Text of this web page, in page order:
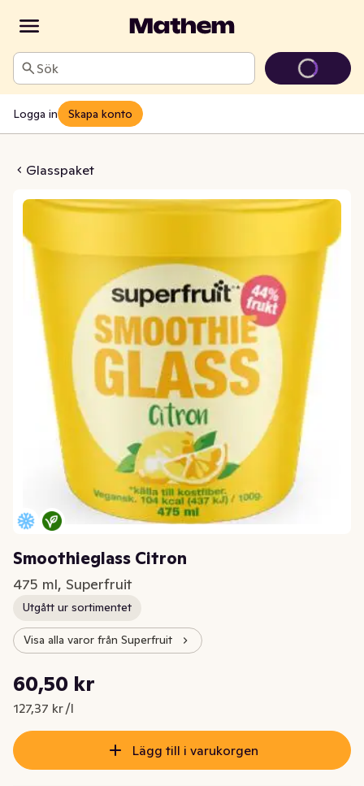
Sök
Logga in Skapa konto
Glasspaket
Citron
Smoothieglass Citron
475 ml, Superfruit
Utgått ur sortimentet
Visa alla varor från Superfruit
Nuvarande pris är: 60,50 kr
60,50 kr
127,37 kr /l
Styckpris: 127,37 kr /l
Lägg till i varukorgen